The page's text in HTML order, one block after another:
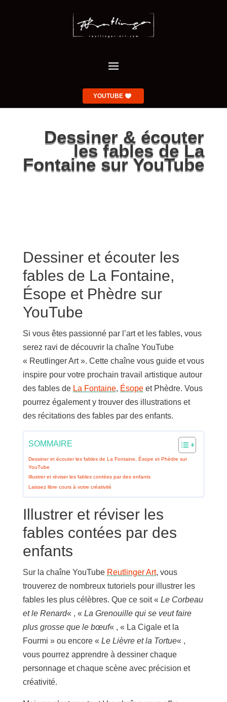
YOUTUBE
Dessiner & écouter
les fables de La
Fontaine sur YouTube
Dessiner et écouter les
fables de La Fontaine,
Ésope et Phèdre sur
YouTube
Si vous êtes passionné par l’art et les fables, vous
serez ravi de découvrir la chaîne YouTube
« Reutlinger Art ». Cette chaîne vous guide et vous
inspire pour votre prochain travail artistique autour
des fables de La Fontaine, Ésopeet Phèdre. Vous
pourrez également y trouver des illustrations et
des récitations des fables par des enfants.
SOMMAIRE
Dessiner et écouter les fables de La Fontaine, Ésope et Phèdre sur
YouTube
Illustrer et réviser les fables contées par des enfants
Laissez libre cours à votre créativité
Illustrer et réviser les
fables contées par des
enfants
Sur la chaîne YouTube Reutlinger Art, vous
trouverez de nombreux tutoriels pour illustrer les
fables les plus célèbres. Que ce soit « Le Corbeau
et le Renard« , « La Grenouille qui se veut faire
plus grosse que le bœuf« , « La Cigale et la
Fourmi » ou encore « Le Lièvre et la Tortue« ,
vous pourrez apprendre à dessiner chaque
personnage et chaque scène avec précision et
créativité.